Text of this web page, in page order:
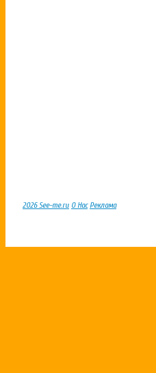
2026 See-me.ru О Нас Реклама